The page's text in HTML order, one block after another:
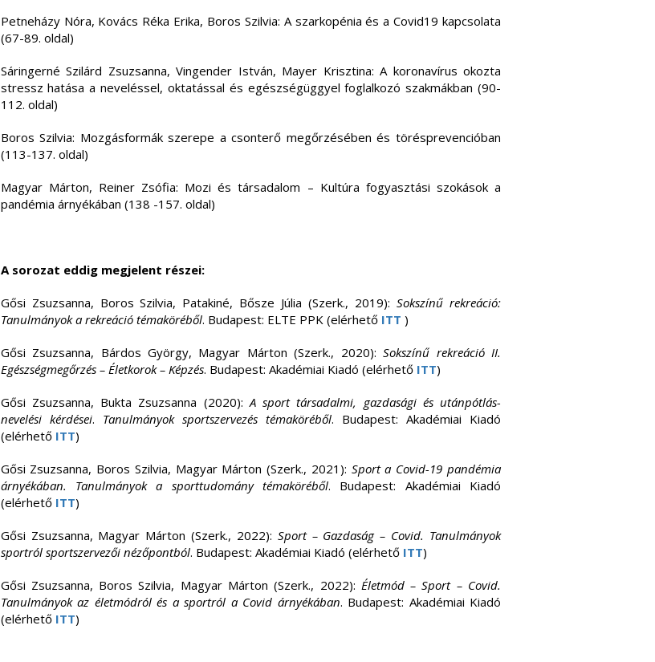
Petneházy Nóra, Kovács Réka Erika, Boros Szilvia: A szarkopénia és a Covid19 kapcsolata
(67-89. oldal)
Sáringerné Szilárd Zsuzsanna, Vingender István, Mayer Krisztina: A koronavírus okozta
stressz hatása a neveléssel, oktatással és egészségüggyel foglalkozó szakmákban (90-
112. oldal)
Boros Szilvia: Mozgásformák szerepe a csonterő megőrzésében és törésprevencióban
(113-137. oldal)
Magyar Márton, Reiner Zsófia: Mozi és társadalom – Kultúra fogyasztási szokások a
pandémia árnyékában (138 -157. oldal)
A sorozat eddig megjelent részei:
Gősi Zsuzsanna, Boros Szilvia, Patakiné, Bősze Júlia (Szerk., 2019):Sokszínű rekreáció:
Tanulmányok a rekreáció témaköréből. Budapest: ELTE PPK (elérhető ITT )
Gősi Zsuzsanna, Bárdos György, Magyar Márton (Szerk., 2020):Sokszínű rekreáció II.
Egészségmegőrzés – Életkorok – Képzés. Budapest: Akadémiai Kiadó (elérhető ITT)
Gősi Zsuzsanna, Bukta Zsuzsanna (2020):A sport társadalmi, gazdasági és utánpótlás-
nevelési kérdései. Tanulmányok sportszervezés témaköréből. Budapest: Akadémiai Kiadó
(elérhető ITT)
Gősi Zsuzsanna, Boros Szilvia, Magyar Márton (Szerk., 2021): Sport a Covid-19 pandémia
árnyékában. Tanulmányok a sporttudomány témaköréből. Budapest: Akadémiai Kiadó
(elérhető ITT)
Gősi Zsuzsanna, Magyar Márton (Szerk., 2022): Sport – Gazdaság – Covid. Tanulmányok
sportról sportszervezői nézőpontból. Budapest: Akadémiai Kiadó (elérhető ITT)
Gősi Zsuzsanna, Boros Szilvia, Magyar Márton (Szerk., 2022): Életmód – Sport – Covid.
Tanulmányok az életmódról és a sportról a Covid árnyékában. Budapest: Akadémiai Kiadó
(elérhető ITT)